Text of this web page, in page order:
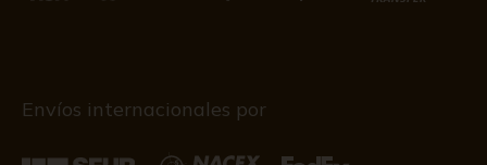
Envíos internacionales por